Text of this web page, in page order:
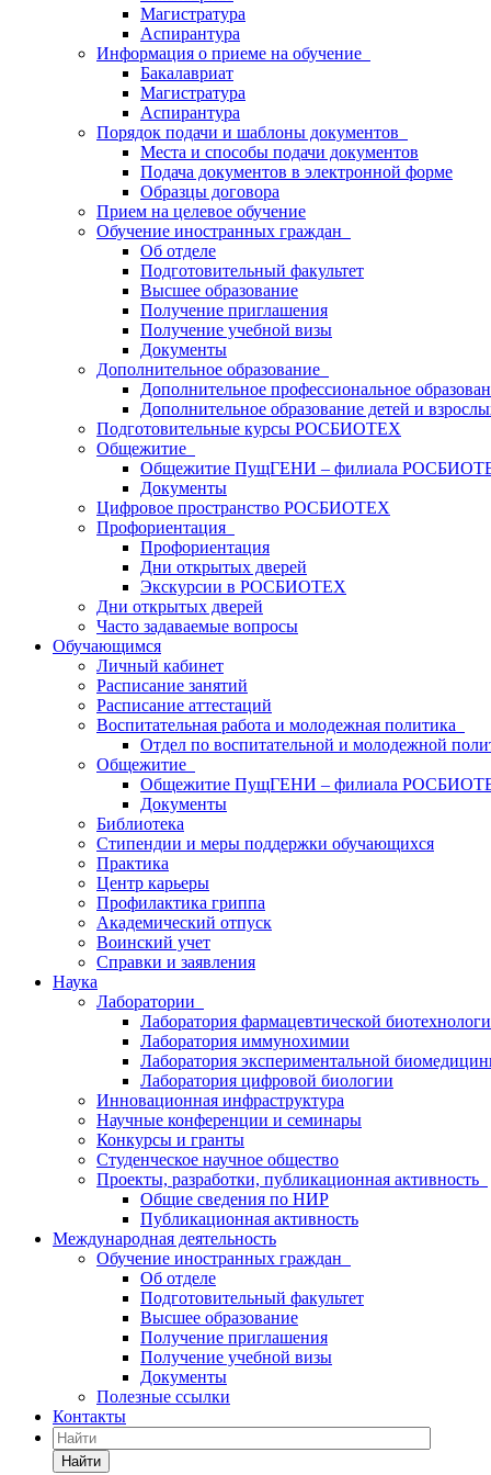
Магистратура
Аспирантура
Информация о приеме на обучение
Бакалавриат
Магистратура
Аспирантура
Порядок подачи и шаблоны документов
Места и способы подачи документов
Подача документов в электронной форме
Образцы договора
Прием на целевое обучение
Обучение иностранных граждан
Об отделе
Подготовительный факультет
Высшее образование
Получение приглашения
Получение учебной визы
Документы
Дополнительное образование
Дополнительное профессиональное
Дополнительное образование детей и
Подготовительные курсы РОСБИОТЕХ
Общежитие
Общежитие ПущГЕНИ – филиала
Документы
Цифровое пространство РОСБИОТЕХ
Профориентация
Профориентация
Дни открытых дверей
Экскурсии в РОСБИОТЕХ
Дни открытых дверей
Часто задаваемые вопросы
Обучающимся
Личный кабинет
Расписание занятий
Расписание аттестаций
Воспитательная работа и молодежная политика
Отдел по воспитательной и молодежной
Общежитие
Общежитие ПущГЕНИ – филиала
Документы
Библиотека
Стипендии и меры поддержки обучающихся
Практика
Центр карьеры
Профилактика гриппа
Академический отпуск
Воинский учет
Справки и заявления
Наука
Лаборатории
Лаборатория фармацевтической
Лаборатория иммунохимии
Лаборатория экспериментальной
Лаборатория цифровой биологии
Инновационная инфраструктура
Научные конференции и семинары
Конкурсы и гранты
Студенческое научное общество
Проекты, разработки, публикационная активность
Общие сведения по НИР
Публикационная активность
Международная деятельность
Обучение иностранных граждан
Об отделе
Подготовительный факультет
Высшее образование
Получение приглашения
Получение учебной визы
Документы
Полезные ссылки
Контакты
Найти